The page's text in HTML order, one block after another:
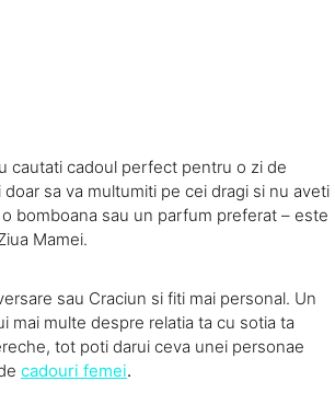
cautati cadoul perfect pentru o zi de
sa va multumiti pe cei dragi si nu aveti
bomboana sau un parfum preferat – este
Mamei.
sau Craciun si fiti mai personal. Un
mai multe despre relatia ta cu sotia ta
tot poti darui ceva unei personae
cadouri femei.